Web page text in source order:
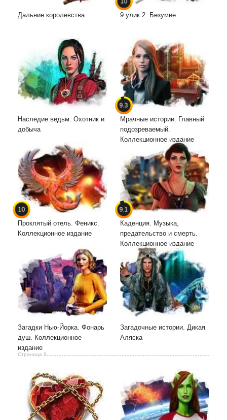
Дальние королевства 9 улик 2. Безумие
Наследие ведьм. Охотник и
добыча
9.3
Мрачные истории. Главный
подозреваемый.
Коллекционное издание
10
Проклятый отель. Феникс.
Коллекционное издание
9.1
Каденция. Музыка,
предательство и смерть.
Коллекционное издание
Загадки Нью-Йорка. Фонарь
душ. Коллекционное
издание
Загадочные истории. Дикая
Аляска
Страница 9